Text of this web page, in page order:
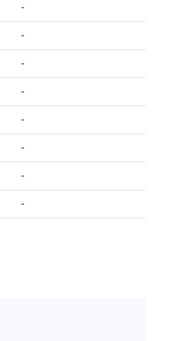
-
-
-
-
-
-
-
-